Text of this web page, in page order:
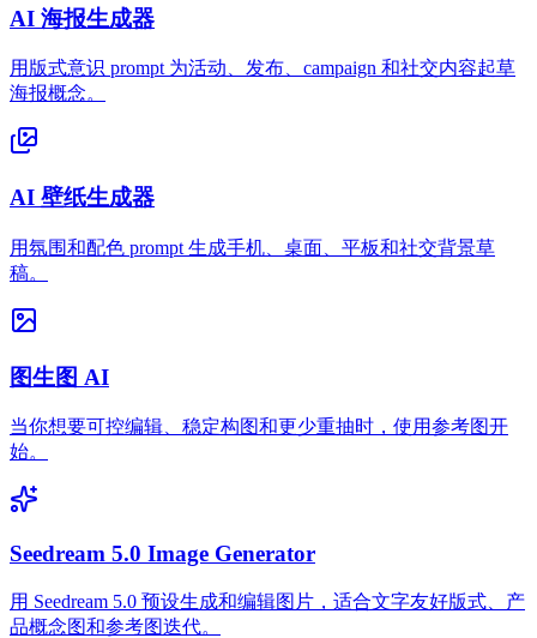
AI 海报生成器
用版式意识 prompt 为活动、发布、campaign 和社交内容起草
海报概念。
AI 壁纸生成器
用氛围和配色 prompt 生成手机、桌面、平板和社交背景草
稿。
图生图 AI
当你想要可控编辑、稳定构图和更少重抽时，使用参考图开
始。
Seedream 5.0 Image Generator
用 Seedream 5.0 预设生成和编辑图片，适合文字友好版式、产
品概念图和参考图迭代。